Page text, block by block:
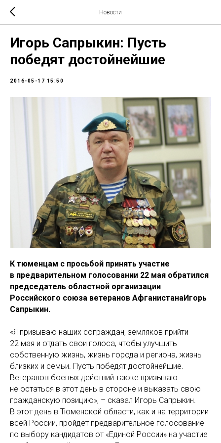
Новости
Игорь Сапрыкин: Пусть
победят достойнейшие
2016-05-17 15:50
К тюменцам с просьбой принять участие
в предварительном голосовании 22 мая обратился
председатель областной организации
Российского союза ветеранов АфганистанаИгорь
Сапрыкин.
«Я призываю наших сограждан, земляков прийти
22 мая и отдать свои голоса, чтобы улучшить
собственную жизнь, жизнь города и региона, жизнь
близких и семьи. Пусть победят достойнейшие.
Ветеранов боевых действий также призываю
не остаться в этот день в стороне и выказать свою
гражданскую позицию», – сказал Игорь Сапрыкин.
В этот день в Тюменской области, как и на территории
всей России, пройдет предварительное голосование
по выбору кандидатов от «Единой России» на участие